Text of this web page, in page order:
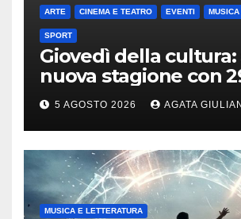
ARTE CINEMA E TEATRO EVENTI
SPORT
Giovedì della cultura:
nuova stagione con
appuntamenti da
maggio
5 AGOSTO 2026 AGATA
MUSICA E LETTERATURA